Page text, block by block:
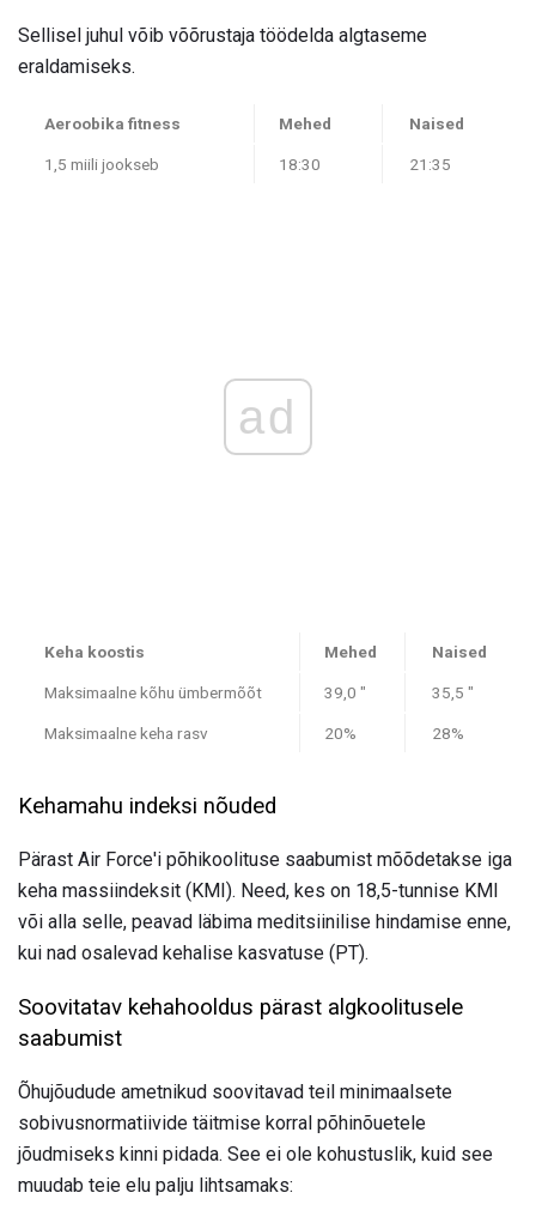
Sellisel juhul võib võõrustaja töödelda algtaseme
eraldamiseks.
Aeroobika fitness Mehed Naised
1,5 miili jookseb 18:30 21:35
ad
Keha koostis Mehed Naised
Maksimaalne kõhu ümbermõõt 39,0 " 35,5 "
Maksimaalne keha rasv 20% 28%
Kehamahu indeksi nõuded
Pärast Air Force'i põhikoolituse saabumist mõõdetakse iga
keha massiindeksit (KMI). Need, kes on 18,5-tunnise KMI
või alla selle, peavad läbima meditsiinilise hindamise enne,
kui nad osalevad kehalise kasvatuse (PT).
Soovitatav kehahooldus pärast algkoolitusele
saabumist
Õhujõudude ametnikud soovitavad teil minimaalsete
sobivusnormatiivide täitmise korral põhinõuetele
jõudmiseks kinni pidada. See ei ole kohustuslik, kuid see
muudab teie elu palju lihtsamaks: